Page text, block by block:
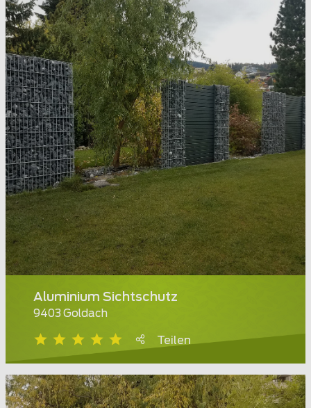
Aluminium Sichtschutz
9403 Goldach
Teilen